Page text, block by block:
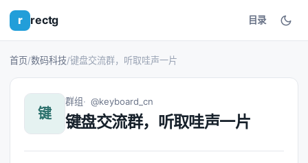
r rectg 目录
首页/数码科技/键盘交流群，听取哇声一片
键
群组 @keyboard_cn
键盘交流群，听取哇声一片